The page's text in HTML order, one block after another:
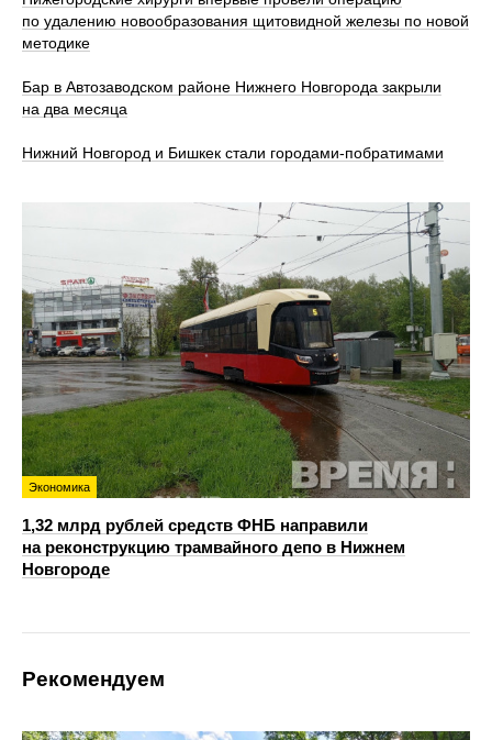
по удалению новообразования щитовидной железы по новой
методике
Бар в Автозаводском районе Нижнего Новгорода закрыли
на два месяца
Нижний Новгород и Бишкек стали городами-побратимами
Экономика
1,32 млрд рублей средств ФНБ направили
на реконструкцию трамвайного депо в Нижнем
Новгороде
Рекомендуем